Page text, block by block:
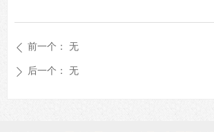
ꄴ 前一个： 无
ꄲ 后一个： 无